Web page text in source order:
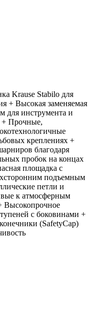
Krause Stabilo для
+ Высокая заменяемая
для инструмента и
+ Прочные,
креплениях +
благодаря
пробок на концах
площадка с
подъемным
петли и
к атмосферным
Высокопрочное
с боковинами +
(SafetyCap)